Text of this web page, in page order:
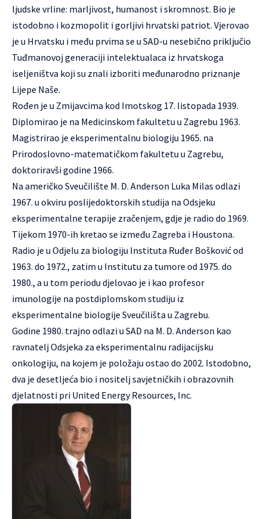
ljudske vrline: marljivost, humanost i skromnost. Bio je
istodobno i kozmopolit i gorljivi hrvatski patriot. Vjerovao
je u Hrvatsku i među prvima se u SAD-u nesebično priključio
Tuđmanovoj generaciji intelektualaca iz hrvatskoga
iseljeništva koji su znali izboriti međunarodno priznanje
Lijepe Naše.
Rođen je u Zmijavcima kod Imotskog 17. listopada 1939.
Diplomirao je na Medicinskom fakultetu u Zagrebu 1963.
Magistrirao je eksperimentalnu biologiju 1965. na
Prirodoslovno-matematičkom fakultetu u Zagrebu,
doktoriravši godine 1966.
Na američko Sveučilište M. D. Anderson Luka Milas odlazi
1967. u okviru poslijedoktorskih studija na Odsjeku
eksperimentalne terapije zračenjem, gdje je radio do 1969.
Tijekom 1970-ih kretao se između Zagreba i Houstona.
Radio je u Odjelu za biologiju Instituta Ruđer Bošković od
1963. do 1972., zatim u Institutu za tumore od 1975. do
1980., a u tom periodu djelovao je i kao profesor
imunologije na postdiplomskom studiju iz
eksperimentalne biologije Sveučilišta u Zagrebu.
Godine 1980. trajno odlazi u SAD na M. D. Anderson kao
ravnatelj Odsjeka za eksperimentalnu radijacijsku
onkologiju, na kojem je položaju ostao do 2002. Istodobno,
dva je desetljeća bio i nositelj savjetničkih i obrazovnih
djelatnosti pri United Energy Resources, Inc.